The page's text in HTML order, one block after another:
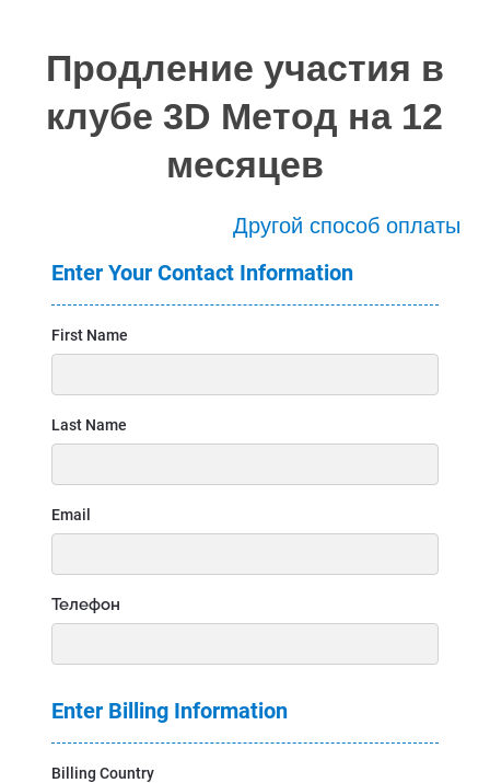
Продление участия в
клубе 3D Метод на 12
месяцев
Другой способ оплаты